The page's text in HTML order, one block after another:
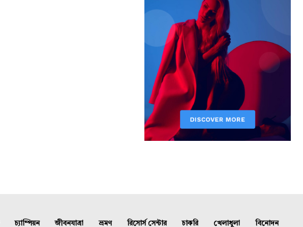
চ্যাম্পিয়ন জীবনযাত্রা ভ্রমণ রিসোর্স সেন্টার চাকরি খেলাধুলা বিনোদন